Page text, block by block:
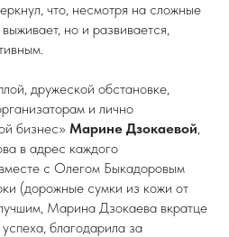
что, несмотря на сложные
но и развивается,
дружеской обстановке,
и лично
бизнес» Марине Дзокаевой,
в адрес каждого
с Олегом Быкадоровым
(дорожные сумки из кожи от
Марина Дзокаева вкратце
благодарила за